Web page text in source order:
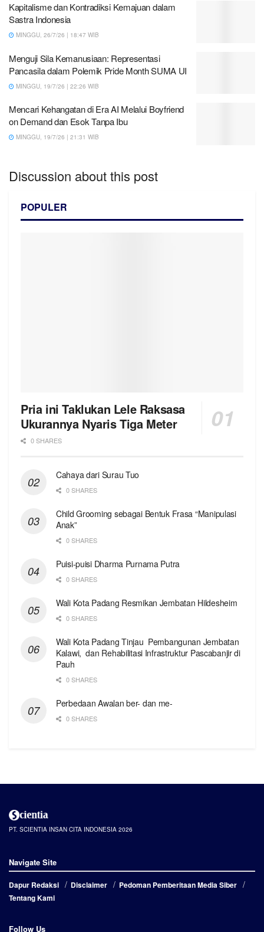
Kapitalisme dan Kontradiksi Kemajuan dalam
Sastra Indonesia
MINGGU, 26/7/26 | 18:47 WIB
Menguji Sila Kemanusiaan: Representasi
Pancasila dalam Polemik Pride Month SUMA UI
MINGGU, 19/7/26 | 22:26 WIB
Mencari Kehangatan di Era AI Melalui Boyfriend
on Demand dan Esok Tanpa Ibu
MINGGU, 19/7/26 | 21:31 WIB
Discussion about this post
POPULER
Pria ini Taklukan Lele Raksasa
Ukurannya Nyaris Tiga Meter
0 SHARES
Cahaya dari Surau Tuo
0 SHARES
Child Grooming sebagai Bentuk Frasa “Manipulasi
Anak”
0 SHARES
Puisi-puisi Dharma Purnama Putra
0 SHARES
Wali Kota Padang Resmikan Jembatan Hildesheim
0 SHARES
Wali Kota Padang Tinjau Pembangunan Jembatan
Kalawi, dan Rehabilitasi Infrastruktur Pascabanjir di
Pauh
0 SHARES
Perbedaan Awalan ber- dan me-
0 SHARES
PT. SCIENTIA INSAN CITA INDONESIA 2026
Navigate Site
Dapur Redaksi Disclaimer
Pedoman Pemberitaan Media Siber
Tentang Kami
Follow Us